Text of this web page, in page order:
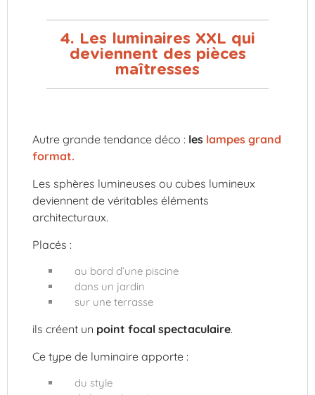
4. Les luminaires XXL qui
deviennent des pièces
maîtresses
Autre grande tendance déco : les lampes grand
format.
Les sphères lumineuses ou cubes lumineux
deviennent de véritables éléments
architecturaux.
Placés :
au bord d’une piscine
dans un jardin
sur une terrasse
ils créent un point focal spectaculaire.
Ce type de luminaire apporte :
du style